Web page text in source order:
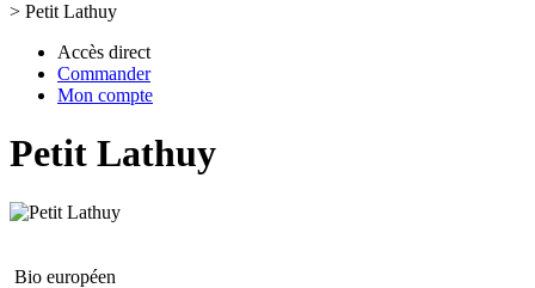
> Petit Lathuy
Accès direct
Commander
Mon compte
Petit Lathuy
Bio européen